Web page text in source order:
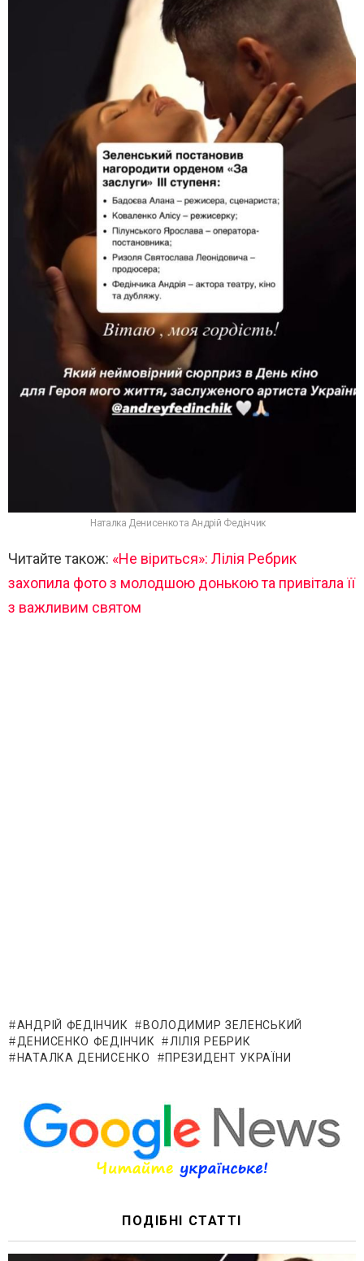
Наталка Денисенко та Андрій Федінчик
Читайте також: «Не віриться»: Лілія Ребрик
захопила фото з молодшою донькою та привітала її
з важливим святом
АНДРІЙ ФЕДІНЧИК
ВОЛОДИМИР ЗЕЛЕНСЬКИЙ
ДЕНИСЕНКО ФЕДІНЧИК
ЛІЛІЯ РЕБРИК
НАТАЛКА ДЕНИСЕНКО
ПРЕЗИДЕНТ УКРАЇНИ
ПОДІБНІ СТАТТІ